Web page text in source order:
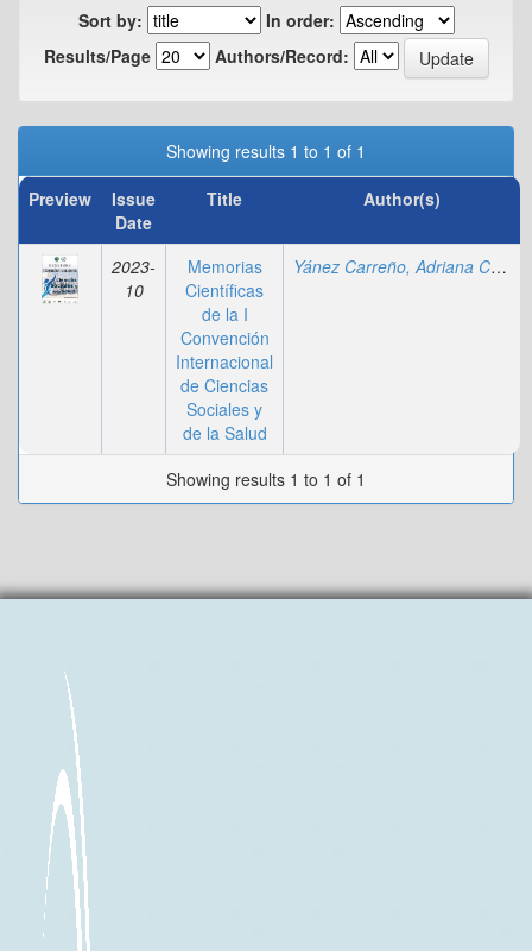
Sort by:
In order:
Results/Page
Authors/Record:
Showing results 1 to 1 of 1
Preview
Issue
Date
Title Author(s)
2023-
10
Memorias
Científicas
de la I
Convención
Internacional
de Ciencias
Sociales y
de la Salud
Yánez Carreño, Adriana Carolina
Showing results 1 to 1 of 1